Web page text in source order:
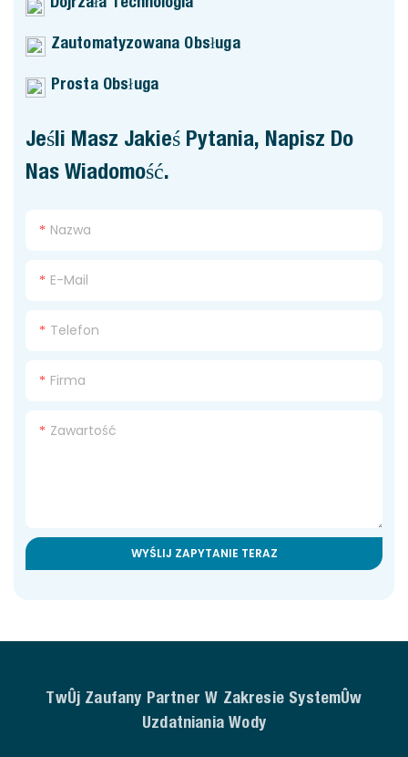
Zautomatyzowana Obsługa
Prosta Obsługa
Jeśli Masz Jakieś Pytania, Napisz Do
Nas Wiadomość.
Nazwa
E-Mail
Telefon
Firma
Zawartość
WYŚLIJ ZAPYTANIE TERAZ
Twój Zaufany Partner W Zakresie Systemów
Uzdatniania Wody